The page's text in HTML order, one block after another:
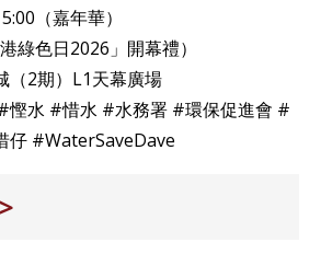
（嘉年華）
綠色日2026」開幕禮）
（2期）L1天幕廣場
慳水 #惜水 #水務署 #環保促進會 #
仔 #WaterSaveDave